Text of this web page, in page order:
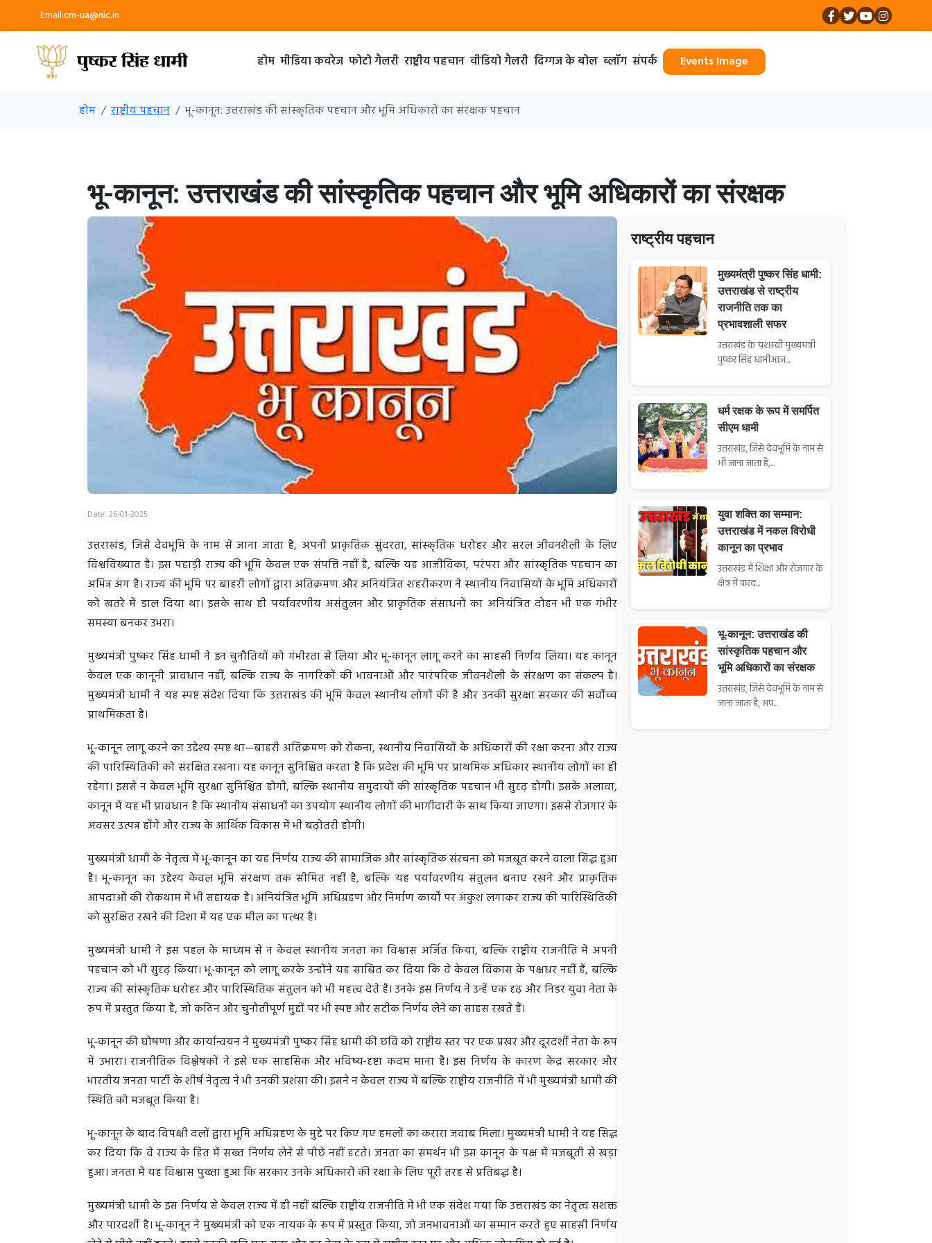
Email:cm-ua@nic.in
होम मीडिया कवरेज फोटो गैलरी राष्ट्रीय पहचान वीडियो गैलरी दिग्गज के बोल ब्लॉग संपर्क Events Image
होम राष्ट्रीय पहचान भू-कानून: उत्तराखंड की सांस्कृतिक पहचान और भूमि अधिकारों का संरक्षक पहचान
भू-कानून: उत्तराखंड की सांस्कृतिक पहचान और भूमि अधिकारों का संरक्षक
Date: 26-01-2025
उत्तराखंड, जिसे देवभूमि के नाम से जाना जाता है, अपनी प्राकृतिक सुंदरता, सांस्कृतिक धरोहर और सरल जीवनशैली के लिए
विश्वविख्यात है। इस पहाड़ी राज्य की भूमि केवल एक संपत्ति नहीं है, बल्कि यह आजीविका, परंपरा और सांस्कृतिक पहचान का
अभिन्न अंग है। राज्य की भूमि पर बाहरी लोगों द्वारा अतिक्रमण और अनियंत्रित शहरीकरण ने स्थानीय निवासियों के भूमि अधिकारों
को खतरे में डाल दिया था। इसके साथ ही पर्यावरणीय असंतुलन और प्राकृतिक संसाधनों का अनियंत्रित दोहन भी एक गंभीर
समस्या बनकर उभरा।
मुख्यमंत्री पुष्कर सिंह धामी ने इन चुनौतियों को गंभीरता से लिया और भू-कानून लागू करने का साहसी निर्णय लिया। यह कानून
केवल एक कानूनी प्रावधान नहीं, बल्कि राज्य के नागरिकों की भावनाओं और पारंपरिक जीवनशैली के संरक्षण का संकल्प है।
मुख्यमंत्री धामी ने यह स्पष्ट संदेश दिया कि उत्तराखंड की भूमि केवल स्थानीय लोगों की है और उनकी सुरक्षा सरकार की सर्वोच्च
प्राथमिकता है।
भू-कानून लागू करने का उद्देश्य स्पष्ट था—बाहरी अतिक्रमण को रोकना, स्थानीय निवासियों के अधिकारों की रक्षा करना और राज्य
की पारिस्थितिकी को संरक्षित रखना। यह कानून सुनिश्चित करता है कि प्रदेश की भूमि पर प्राथमिक अधिकार स्थानीय लोगों का ही
रहेगा। इससे न केवल भूमि सुरक्षा सुनिश्चित होगी, बल्कि स्थानीय समुदायों की सांस्कृतिक पहचान भी सुदृढ़ होगी। इसके अलावा,
कानून में यह भी प्रावधान है कि स्थानीय संसाधनों का उपयोग स्थानीय लोगों की भागीदारी के साथ किया जाएगा। इससे रोजगार के
अवसर उत्पन्न होंगे और राज्य के आर्थिक विकास में भी बढ़ोतरी होगी।
मुख्यमंत्री धामी के नेतृत्व में भू-कानून का यह निर्णय राज्य की सामाजिक और सांस्कृतिक संरचना को मजबूत करने वाला सिद्ध हुआ
है। भू-कानून का उद्देश्य केवल भूमि संरक्षण तक सीमित नहीं है, बल्कि यह पर्यावरणीय संतुलन बनाए रखने और प्राकृतिक
आपदाओं की रोकथाम में भी सहायक है। अनियंत्रित भूमि अधिग्रहण और निर्माण कार्यों पर अंकुश लगाकर राज्य की पारिस्थितिकी
को सुरक्षित रखने की दिशा में यह एक मील का पत्थर है।
मुख्यमंत्री धामी ने इस पहल के माध्यम से न केवल स्थानीय जनता का विश्वास अर्जित किया, बल्कि राष्ट्रीय राजनीति में अपनी
पहचान को भी सुदृढ़ किया। भू-कानून को लागू करके उन्होंने यह साबित कर दिया कि वे केवल विकास के पक्षधर नहीं हैं, बल्कि
राज्य की सांस्कृतिक धरोहर और पारिस्थितिक संतुलन को भी महत्व देते हैं। उनके इस निर्णय ने उन्हें एक दृढ़ और निडर युवा नेता के
रूप में प्रस्तुत किया है, जो कठिन और चुनौतीपूर्ण मुद्दों पर भी स्पष्ट और सटीक निर्णय लेने का साहस रखते हैं।
भू-कानून की घोषणा और कार्यान्वयन ने मुख्यमंत्री पुष्कर सिंह धामी की छवि को राष्ट्रीय स्तर पर एक प्रखर और दूरदर्शी नेता के रूप
में उभारा। राजनीतिक विश्लेषकों ने इसे एक साहसिक और भविष्य-दृष्टा कदम माना है। इस निर्णय के कारण केंद्र सरकार और
भारतीय जनता पार्टी के शीर्ष नेतृत्व ने भी उनकी प्रशंसा की। इसने न केवल राज्य में बल्कि राष्ट्रीय राजनीति में भी मुख्यमंत्री धामी की
स्थिति को मजबूत किया है।
भू-कानून के बाद विपक्षी दलों द्वारा भूमि अधिग्रहण के मुद्दे पर किए गए हमलों का करारा जवाब मिला। मुख्यमंत्री धामी ने यह सिद्ध
कर दिया कि वे राज्य के हित में सख्त निर्णय लेने से पीछे नहीं हटते। जनता का समर्थन भी इस कानून के पक्ष में मजबूती से खड़ा
हुआ। जनता में यह विश्वास पुख्ता हुआ कि सरकार उनके अधिकारों की रक्षा के लिए पूरी तरह से प्रतिबद्ध है।
मुख्यमंत्री धामी के इस निर्णय से केवल राज्य में ही नहीं बल्कि राष्ट्रीय राजनीति में भी एक संदेश गया कि उत्तराखंड का नेतृत्व सशक्त
और पारदर्शी है। भू-कानून ने मुख्यमंत्री को एक नायक के रूप में प्रस्तुत किया, जो जनभावनाओं का सम्मान करते हुए साहसी निर्णय
राष्ट्रीय पहचान
मुख्यमंत्री पुष्कर सिंह धामी:
उत्तराखंड से राष्ट्रीय
राजनीति तक का
प्रभावशाली सफर
उत्तराखंड के यशस्वी मुख्यमंत्री
पुष्कर सिंह धामीआज...
धर्म रक्षक के रूप में समर्पित
सीएम धामी
उत्तराखंड, जिसे देवभूमि के नाम से
भी जाना जाता है,...
युवा शक्ति का सम्मान:
उत्तराखंड में नकल विरोधी
कानून का प्रभाव
उत्तराखंड में शिक्षा और रोजगार के
क्षेत्र में पारद...
भू-कानून: उत्तराखंड की
सांस्कृतिक पहचान और
भूमि अधिकारों का संरक्षक
उत्तराखंड, जिसे देवभूमि के नाम से
जाना जाता है, अप...